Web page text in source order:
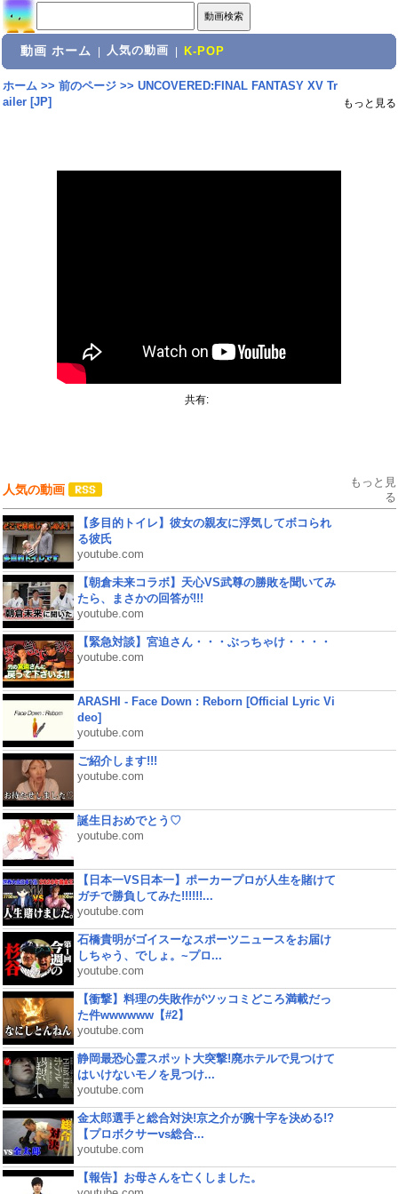
動画 ホーム 人気の動画 K-POP
ホーム>> 前のページ>> UNCOVERED:FINAL FANTASY XV Tr
ailer [JP]
もっと見る
共有:
人気の動画
もっと見
る
【多目的トイレ】彼女の親友に浮気してボコられ
る彼氏
youtube.com
【朝倉未来コラボ】天心VS武尊の勝敗を聞いてみ
たら、まさかの回答が!!!
youtube.com
【緊急対談】宮迫さん・・・ぶっちゃけ・・・・
youtube.com
ARASHI - Face Down : Reborn [Official Lyric Vi
deo]
youtube.com
ご紹介します!!!
youtube.com
誕生日おめでとう♡
youtube.com
【日本一VS日本一】ポーカープロが人生を賭けて
ガチで勝負してみた!!!!!!...
youtube.com
石橋貴明がゴイスーなスポーツニュースをお届け
しちゃう、でしょ。~プロ...
youtube.com
【衝撃】料理の失敗作がツッコミどころ満載だっ
た件wwwwww【#2】
youtube.com
静岡最恐心霊スポット大突撃!廃ホテルで見つけて
はいけないモノを見つけ...
youtube.com
金太郎選手と総合対決!京之介が腕十字を決める!?
【プロボクサーvs総合...
youtube.com
【報告】お母さんを亡くしました。